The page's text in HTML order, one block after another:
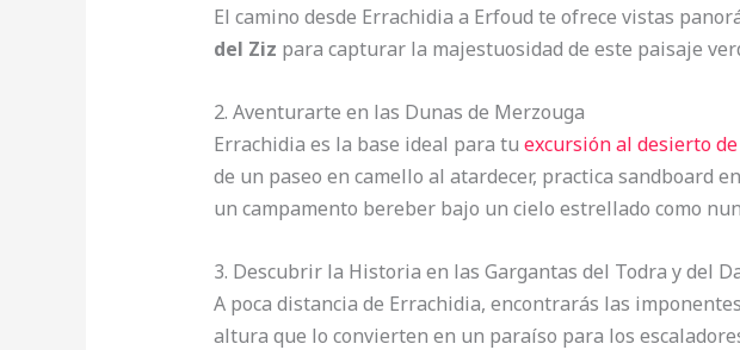
El camino desde Errachidia a Erfoud te ofrece vistas
del Ziz para capturar la majestuosidad de este paisaje
2. Aventurarte en las Dunas de Merzouga
Errachidia es la base ideal para tu excursión al desierto
de un paseo en camello al atardecer, practica sandboard
un campamento bereber bajo un cielo estrellado como
3. Descubrir la Historia en las Gargantas del Todra y del
A poca distancia de Errachidia, encontrarás las
altura que lo convierten en un paraíso para los